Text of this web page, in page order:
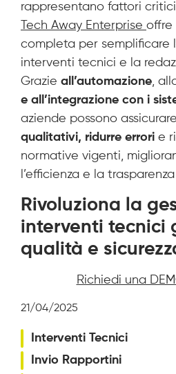
rappresentano fattori
Tech Away Enterprise offre
completa per semplificare
interventi tecnici e la
Grazie all’automazione,
e all’integrazione con i
aziende possono assicurare
qualitativi, ridurre errori e
normative vigenti,
l’efficienza e la
Rivoluziona la
interventi tecnici
qualità e
Richiedi una
21/04/2025
Interventi Tecnici
Invio Rapportini